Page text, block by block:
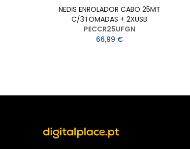
NEDIS ENROLADOR CABO 25MT
C/3TOMADAS + 2XUSB
PECCR25UFGN
66,99 €